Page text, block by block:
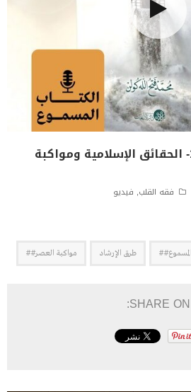
كتاب طرق الإرشاد: 19- الحقائق الإسلامية ومواكبة
فقه القلب, فيديو
طرق الإرشاد مواكبة العصر##
SHARE ON: